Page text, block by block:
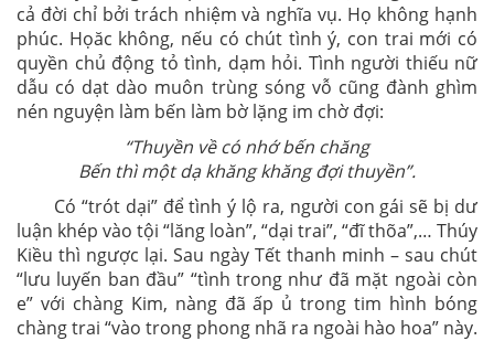
cả đời chỉ bởi trách nhiệm và nghĩa vụ. Họ không hạnh
phúc. Họăc không, nếu có chút tình ý, con trai mới có
quyền chủ động tỏ tình, dạm hỏi. Tình người thiếu nữ
dẫu có dạt dào muôn trùng sóng vỗ cũng đành ghìm
nén nguyện làm bến làm bờ lặng im chờ đợi:
“Thuyền về có nhớ bến chăng
Bến thì một dạ khăng khăng đợi thuyền”.
Có “trót dại” để tình ý lộ ra, người con gái sẽ bị dư
luận khép vào tội “lăng loàn”, “dại trai”, “đĩ thõa”,… Thúy
Kiều thì ngược lại. Sau ngày Tết thanh minh – sau chút
“lưu luyến ban đầu” “tình trong như đã mặt ngoài còn
e” với chàng Kim, nàng đã ấp ủ trong tim hình bóng
chàng trai “vào trong phong nhã ra ngoài hào hoa” này.